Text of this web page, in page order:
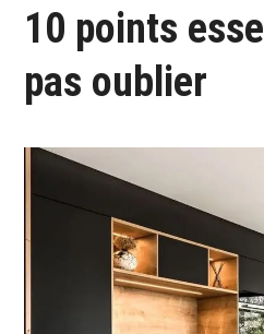
10 points
pas oublier